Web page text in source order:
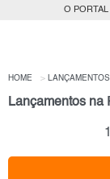
O
HOME LANÇAMENTOS
Lançamentos na